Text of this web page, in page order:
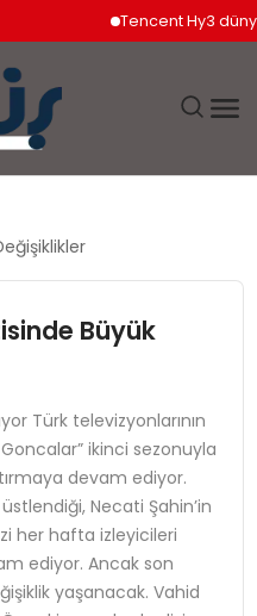
Tencent Hy3 dünya
Büyük
Türk televizyonlarının
ikinci sezonuyla
devam ediyor.
Necati Şahin’in
her hafta izleyicileri
ediyor. Ancak son
yaşanacak. Vahid